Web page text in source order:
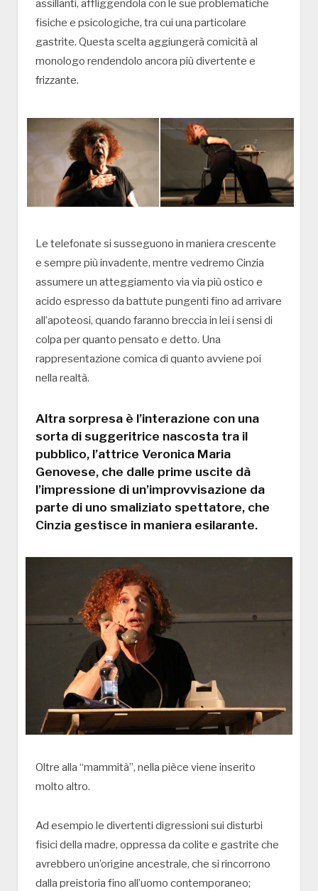
assillanti, affliggendola con le sue problematiche
fisiche e psicologiche, tra cui una particolare
gastrite. Questa scelta aggiungerà comicità al
monologo rendendolo ancora più divertente e
frizzante.
Le telefonate si susseguono in maniera crescente
e sempre più invadente, mentre vedremo Cinzia
assumere un atteggiamento via via più ostico e
acido espresso da battute pungenti fino ad arrivare
all’apoteosi, quando faranno breccia in lei i sensi di
colpa per quanto pensato e detto. Una
rappresentazione comica di quanto avviene poi
nella realtà.
Altra sorpresa è l’interazione con una
sorta di suggeritrice nascosta tra il
pubblico, l’attrice Veronica Maria
Genovese, che dalle prime uscite dà
l’impressione di un’improvvisazione da
parte di uno smaliziato spettatore, che
Cinzia gestisce in maniera esilarante.
Oltre alla “mammità”, nella pièce viene inserito
molto altro.
Ad esempio le divertenti digressioni sui disturbi
fisici della madre, oppressa da colite e gastrite che
avrebbero un’origine ancestrale, che si rincorrono
dalla preistoria fino all’uomo contemporaneo;